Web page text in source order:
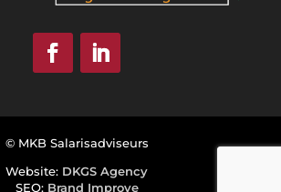
© MKB Salarisadviseurs
Website: DKGS Agency
SEO: Brand Improve